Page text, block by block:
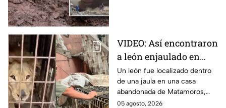
VIDEO: Así encontraron
a león enjaulado en
casa abandonada en
Matamoros,
Tamaulipas
Un león fue localizado dentro
de una jaula en una casa
abandonada de Matamoros,
Tamaulipas. El hallazgo
05 agosto, 2026